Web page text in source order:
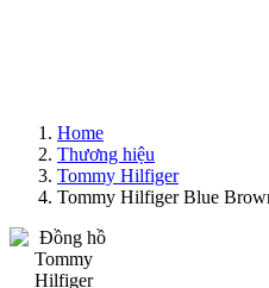
Home
Thương hiệu
Tommy Hilfiger
Tommy Hilfiger Blue